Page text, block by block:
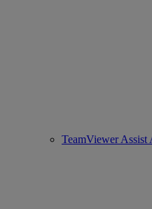
TeamViewer